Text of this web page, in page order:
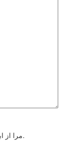
مرا از ابزارهای جدید منتشر شده در سایت باخبر کن.